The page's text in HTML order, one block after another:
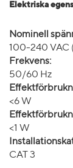
Elektriska
Nominell
100-240 VAC
Frekvens:
50/60 Hz
<6 W
<1 W
CAT 3